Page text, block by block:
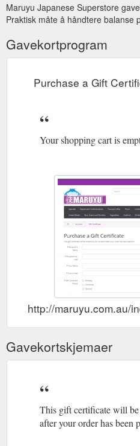
Maruyu Japanese Superstore
Praktisk måte å håndtere balanse
Gavekortprogram
Purchase a Gift
Your shopping cart is
http://maruyu.com.au/
Gavekortskjemaer
This gift certificate will
after your order has been